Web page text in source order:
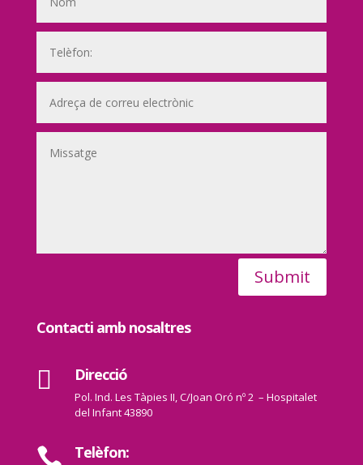
Submit
Contacti amb nosaltres
 Direcció
Pol. Ind. Les Tàpies II, C/Joan Oró nº 2 – Hospitalet
del Infant 43890
 Telèfon: